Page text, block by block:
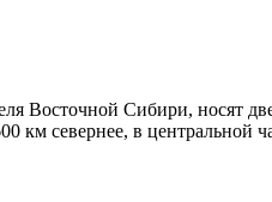
Восточной Сибири, носят
севернее, в центральной